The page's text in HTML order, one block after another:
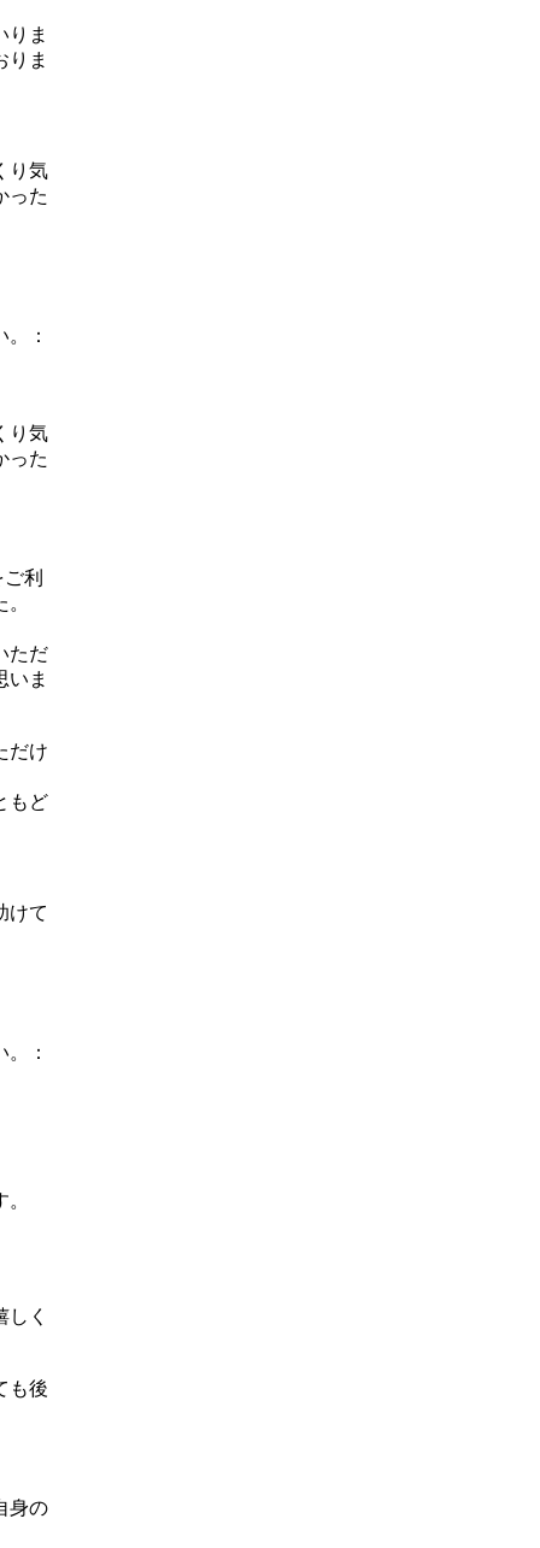
りま
りま
り気
った
：
り気
った
利
ただ
いま
だけ
もど
けて
：
く
も後
身の